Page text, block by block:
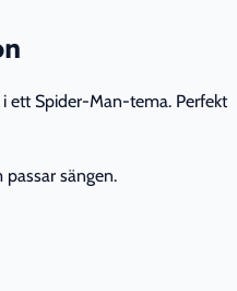
ett Spider-Man-tema. Perfekt
sängen.